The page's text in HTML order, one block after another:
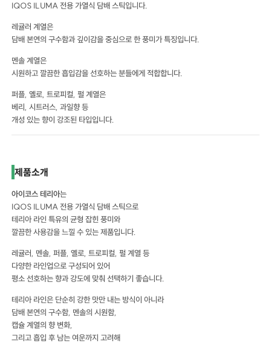
IQOS ILUMA 전용 가열식 담배 스틱입니다.
레귤러 계열은
담배 본연의 구수함과 깊이감을 중심으로 한 풍미가 특징입니다.
멘솔 계열은
시원하고 깔끔한 흡입감을 선호하는 분들에게 적합합니다.
퍼플, 옐로, 트로피컬, 펄 계열은
베리, 시트러스, 과일향 등
개성 있는 향이 강조된 타입입니다.
제품소개
아이코스 테리아는
IQOS ILUMA 전용 가열식 담배 스틱으로
테리아 라인 특유의 균형 잡힌 풍미와
깔끔한 사용감을 느낄 수 있는 제품입니다.
레귤러, 멘솔, 퍼플, 옐로, 트로피컬, 펄 계열 등
다양한 라인업으로 구성되어 있어
평소 선호하는 향과 강도에 맞춰 선택하기 좋습니다.
테리아 라인은 단순히 강한 맛만 내는 방식이 아니라
담배 본연의 구수함, 멘솔의 시원함,
캡슐 계열의 향 변화,
그리고 흡입 후 남는 여운까지 고려해